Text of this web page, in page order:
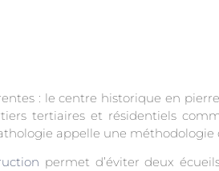
: le centre historique en
tertiaires et résidentiels
appelle une méthodologie
permet d’éviter deux